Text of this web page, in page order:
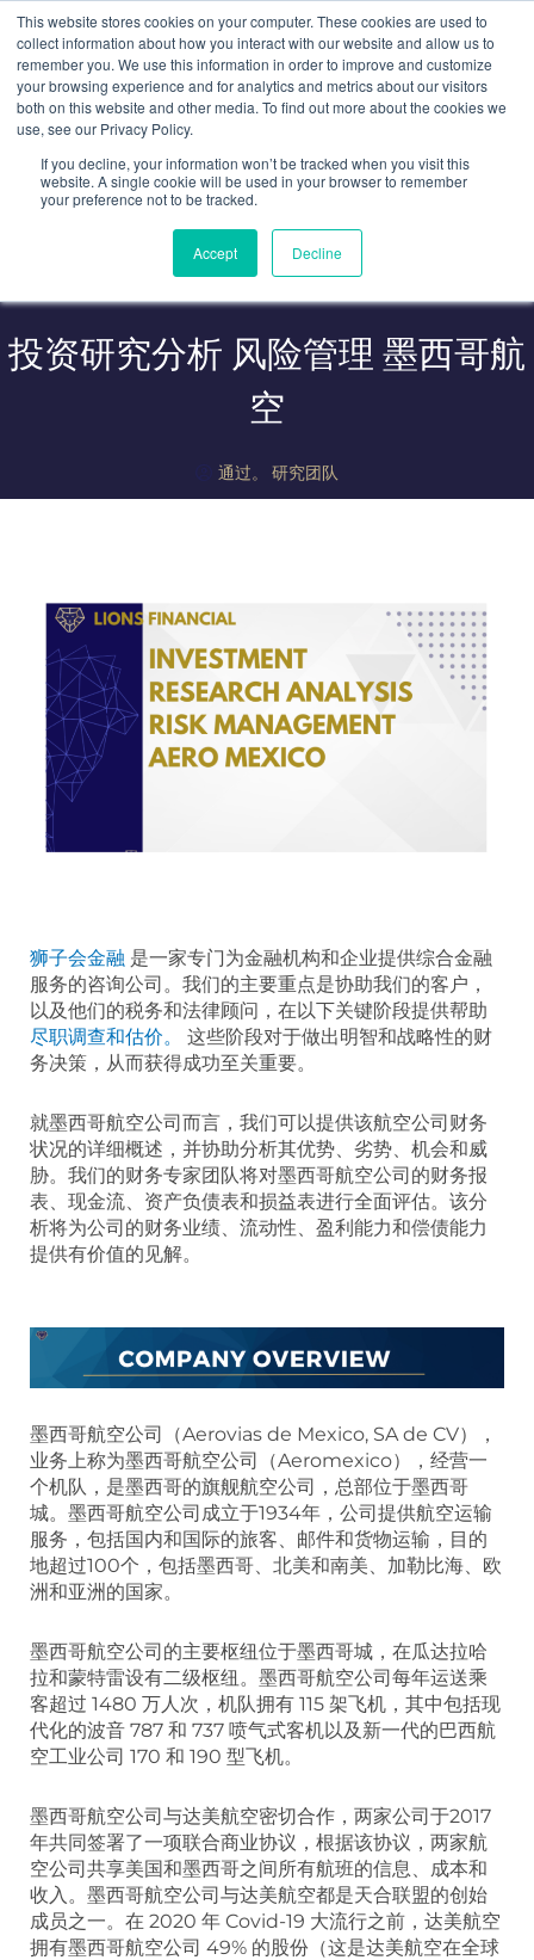
This website stores cookies on your computer. These cookies are used to
collect information about how you interact with our website and allow us to
remember you. We use this information in order to improve and customize
your browsing experience and for analytics and metrics about our visitors
both on this website and other media. To find out more about the cookies we
use, see our Privacy Policy.
If you decline, your information won’t be tracked when you visit this
website. A single cookie will be used in your browser to remember
your preference not to be tracked.
Accept Decline
投资研究分析 风险管理 墨西哥航
空
通过。 研究团队
狮子会金融 是一家专门为金融机构和企业提供综合金融
服务的咨询公司。我们的主要重点是协助我们的客户，
以及他们的税务和法律顾问，在以下关键阶段提供帮助
尽职调查和估价。
这些阶段对于做出明智和战略性的财
务决策，从而获得成功至关重要。
就墨西哥航空公司而言，我们可以提供该航空公司财务
状况的详细概述，并协助分析其优势、劣势、机会和威
胁。我们的财务专家团队将对墨西哥航空公司的财务报
表、现金流、资产负债表和损益表进行全面评估。该分
析将为公司的财务业绩、流动性、盈利能力和偿债能力
提供有价值的见解。
墨西哥航空公司（Aerovias de Mexico, SA de CV），
业务上称为墨西哥航空公司（Aeromexico），经营一
个机队，是墨西哥的旗舰航空公司，总部位于墨西哥
城。墨西哥航空公司成立于1934年，公司提供航空运输
服务，包括国内和国际的旅客、邮件和货物运输，目的
地超过100个，包括墨西哥、北美和南美、加勒比海、欧
洲和亚洲的国家。
墨西哥航空公司的主要枢纽位于墨西哥城，在瓜达拉哈
拉和蒙特雷设有二级枢纽。墨西哥航空公司每年运送乘
客超过 1480 万人次，机队拥有 115 架飞机，其中包括现
代化的波音 787 和 737 喷气式客机以及新一代的巴西航
空工业公司 170 和 190 型飞机。
墨西哥航空公司与达美航空密切合作，两家公司于2017
年共同签署了一项联合商业协议，根据该协议，两家航
空公司共享美国和墨西哥之间所有航班的信息、成本和
收入。墨西哥航空公司与达美航空都是天合联盟的创始
成员之一。在 2020 年 Covid-19 大流行之前，达美航空
拥有墨西哥航空公司 49% 的股份（这是达美航空在全球